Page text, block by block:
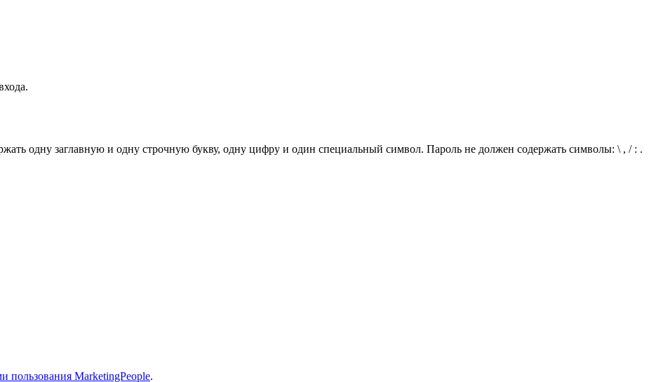
одну заглавную и одну строчную букву, одну цифру и один специальный символ. Пароль не должен содержать символы: \ , / : .
пользования MarketingPeople.